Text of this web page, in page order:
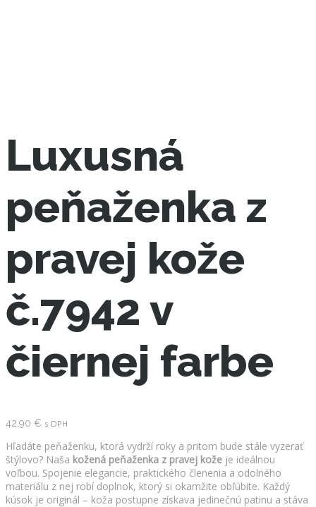
Luxusná
peňaženka z
pravej kože
č.7942 v
čiernej farbe
42.90 € s DPH
Hľadáte peňaženku, ktorá vydrží roky a pritom bude stále vyzerať
štýlovo? Naša kožená peňaženka z pravej kože je ideálnou
voľbou. Spojenie elegancie, praktického členenia a odolného
materiálu z nej robí doplnok, ktorý si okamžite obľúbite. Každý
kúsok je originál – koža postupne získava jedinečnú patinu a stáva